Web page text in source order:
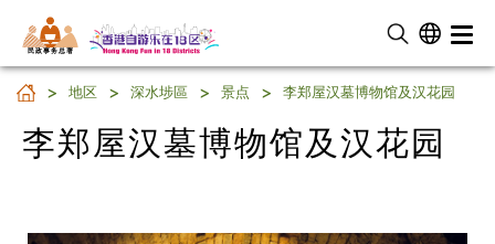
民 政 事 务 总 署
李郑屋汉墓博物馆及汉花园
地区 深水埗區 景点 李郑屋汉墓博物馆及汉花园
李郑屋汉墓博物馆及汉花园